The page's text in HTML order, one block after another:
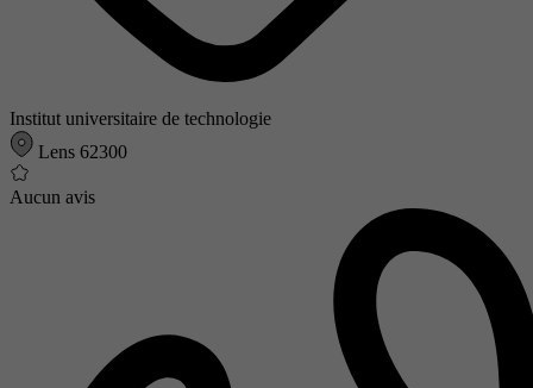
Institut universitaire de technologie
Lens 62300
Aucun avis